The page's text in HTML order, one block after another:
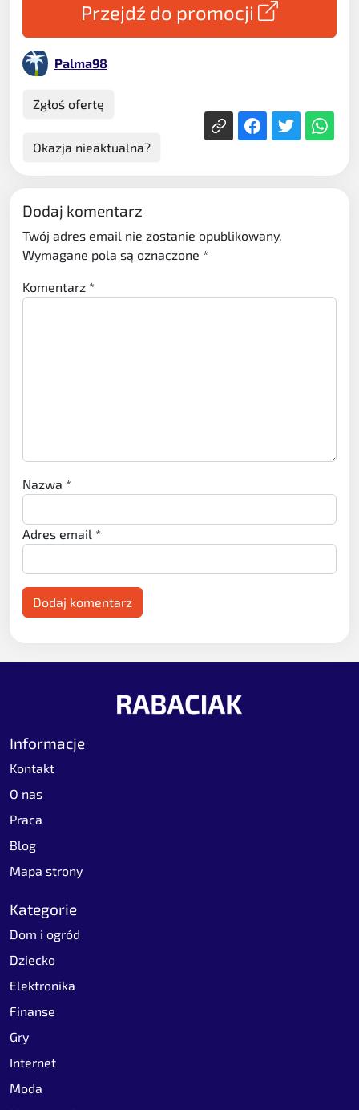
Przejdź do promocji
Palma98
Zgłoś ofertę
Okazja nieaktualna?
Dodaj komentarz
Twój adres email nie zostanie opublikowany.
Wymagane pola są oznaczone *
Komentarz *
Nazwa *
Adres email *
Informacje
Kontakt
O nas
Praca
Blog
Mapa strony
Kategorie
Dom i ogród
Dziecko
Elektronika
Finanse
Gry
Internet
Moda